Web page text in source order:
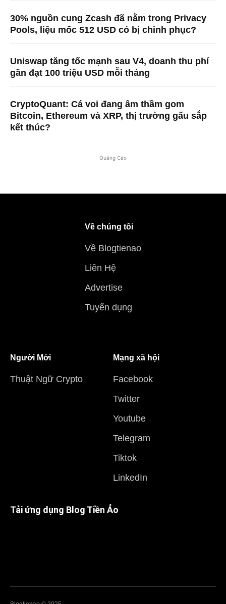
30% nguồn cung Zcash đã nằm trong Privacy
Pools, liệu mốc 512 USD có bị chinh phục?
Uniswap tăng tốc mạnh sau V4, doanh thu phí
gần đạt 100 triệu USD mỗi tháng
CryptoQuant: Cá voi đang âm thầm gom
Bitcoin, Ethereum và XRP, thị trường gấu sắp
kết thúc?
Quảng Cáo
Về chúng tôi
Về Blogtienao
Liên Hệ
Advertise
Tuyển dụng
Người Mới
Thuật Ngữ Crypto
Mạng xã hội
Facebook
Twitter
Youtube
Telegram
Tiktok
LinkedIn
Tải ứng dụng Blog Tiền Ảo